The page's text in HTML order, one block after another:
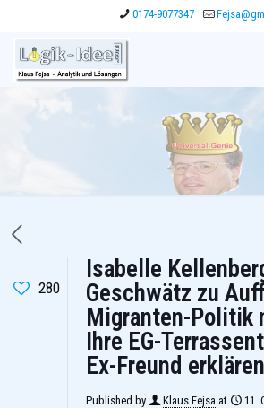
0174-9077347
280
Isabelle
Geschwätz zu
Migranten-Politik
Ihre EG-
Ex-Freund
Published by Klaus Fejsa at 11.